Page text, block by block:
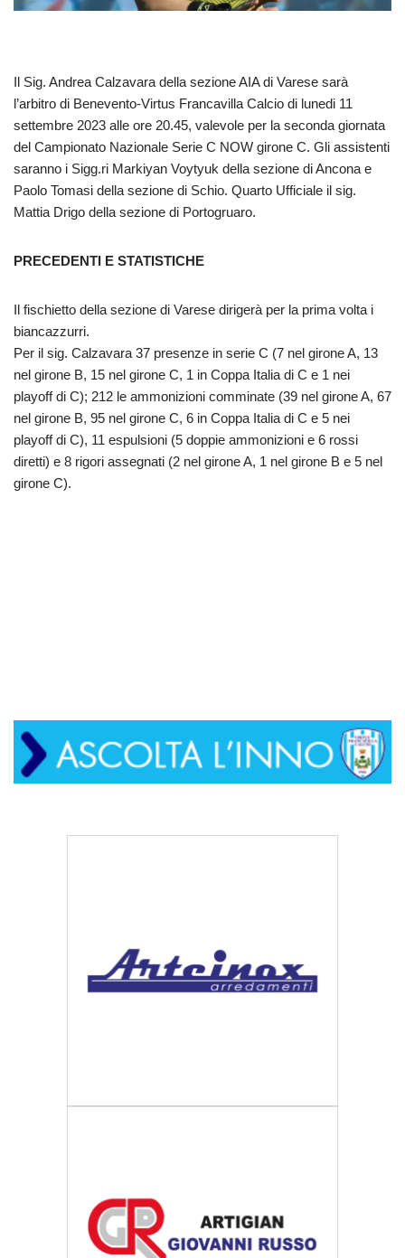
Il Sig. Andrea Calzavara della sezione AIA di Varese sarà
l’arbitro di Benevento-Virtus Francavilla Calcio di lunedi 11
settembre 2023 alle ore 20.45, valevole per la seconda giornata
del Campionato Nazionale Serie C NOW girone C. Gli assistenti
saranno i Sigg.ri Markiyan Voytyuk della sezione di Ancona e
Paolo Tomasi della sezione di Schio. Quarto Ufficiale il sig.
Mattia Drigo della sezione di Portogruaro.
PRECEDENTI E STATISTICHE
Il fischietto della sezione di Varese dirigerà per la prima volta i
biancazzurri.
Per il sig. Calzavara 37 presenze in serie C (7 nel girone A, 13
nel girone B, 15 nel girone C, 1 in Coppa Italia di C e 1 nei
playoff di C); 212 le ammonizioni comminate (39 nel girone A, 67
nel girone B, 95 nel girone C, 6 in Coppa Italia di C e 5 nei
playoff di C), 11 espulsioni (5 doppie ammonizioni e 6 rossi
diretti) e 8 rigori assegnati (2 nel girone A, 1 nel girone B e 5 nel
girone C).